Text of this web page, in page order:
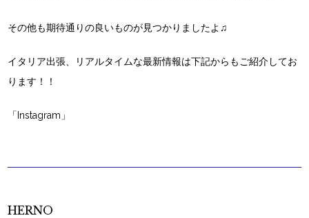
その他も期待通りの良いものが見つかりましたよ♫
イタリア出張、リアルタイムな最新情報は下記からもご紹介してお
ります！！
「Instagram」
HERNO